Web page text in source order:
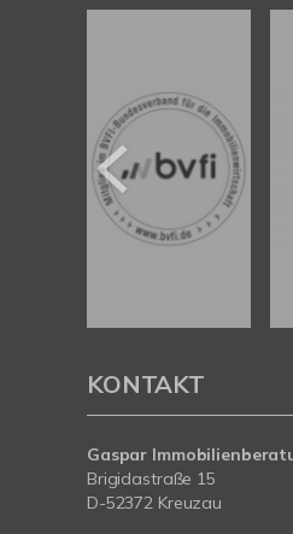
KONTAKT
Gaspar
Brigidastraße 15
D-52372 Kreuzau